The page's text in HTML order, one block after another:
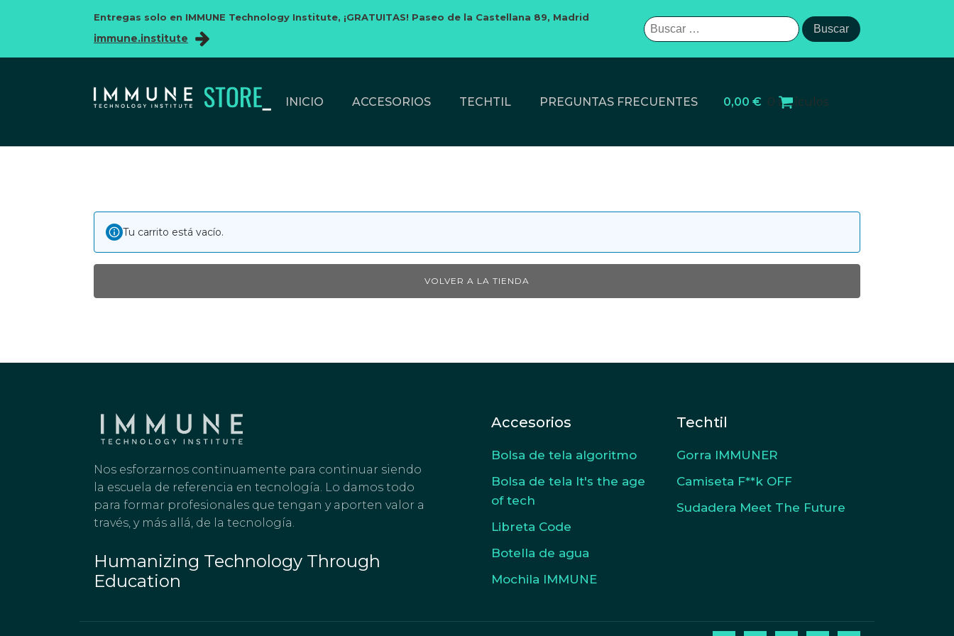
Entregas solo en IMMUNE Technology Institute, ¡GRATUITAS! Paseo de la Castellana 89, Madrid
immune.institute
Buscar:
INICIO ACCESORIOS TECHTIL PREGUNTAS FRECUENTES 0,00 € 0 artículos
Tu carrito está vacío.
VOLVER A LA TIENDA
Nos esforzarnos continuamente para continuar siendo
la escuela de referencia en tecnología. Lo damos todo
para formar profesionales que tengan y aporten valor a
través, y más allá, de la tecnología.
Humanizing Technology Through
Education
Accesorios
Bolsa de tela algoritmo
Bolsa de tela It's the age
of tech
Libreta Code
Botella de agua
Mochila IMMUNE
Techtil
Gorra IMMUNER
Camiseta F**k OFF
Sudadera Meet The Future